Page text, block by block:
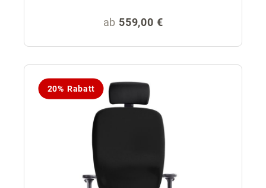
Regulärer Preis:
ab 559,00 €
20% Rabatt